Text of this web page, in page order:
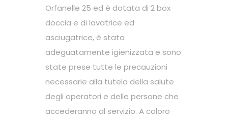
Orfanelle 25 ed è dotata di 2 box
doccia e di lavatrice ed
asciugatrice, è stata
adeguatamente igienizzata e sono
state prese tutte le precauzioni
necessarie alla tutela della salute
degli operatori e delle persone che
accederanno al servizio. A coloro